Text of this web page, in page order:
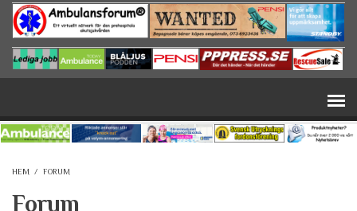
Hoppa till huvudinnehåll
HEM / FORUM
Forum